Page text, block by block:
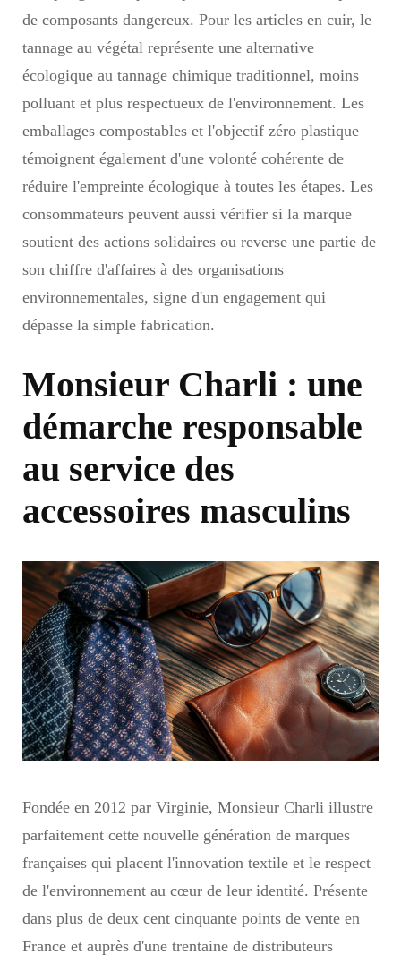
de composants dangereux. Pour les articles en cuir, le
tannage au végétal représente une alternative
écologique au tannage chimique traditionnel, moins
polluant et plus respectueux de l'environnement. Les
emballages compostables et l'objectif zéro plastique
témoignent également d'une volonté cohérente de
réduire l'empreinte écologique à toutes les étapes. Les
consommateurs peuvent aussi vérifier si la marque
soutient des actions solidaires ou reverse une partie de
son chiffre d'affaires à des organisations
environnementales, signe d'un engagement qui
dépasse la simple fabrication.
Monsieur Charli : une
démarche responsable
au service des
accessoires masculins
Fondée en 2012 par Virginie, Monsieur Charli illustre
parfaitement cette nouvelle génération de marques
françaises qui placent l'innovation textile et le respect
de l'environnement au cœur de leur identité. Présente
dans plus de deux cent cinquante points de vente en
France et auprès d'une trentaine de distributeurs